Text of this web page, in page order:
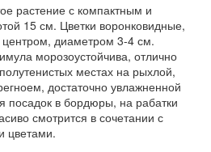
растение с компактным и
15 см. Цветки воронковидные,
диаметром 3-4 см.
морозоустойчива, отлично
местах на рыхлой,
достаточно увлажненной
посадок в бордюры, на рабатки
смотрится в сочетании с
цветами.